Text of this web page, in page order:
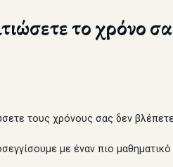
το χρόνο
τους χρόνους σας δεν
με έναν πιο